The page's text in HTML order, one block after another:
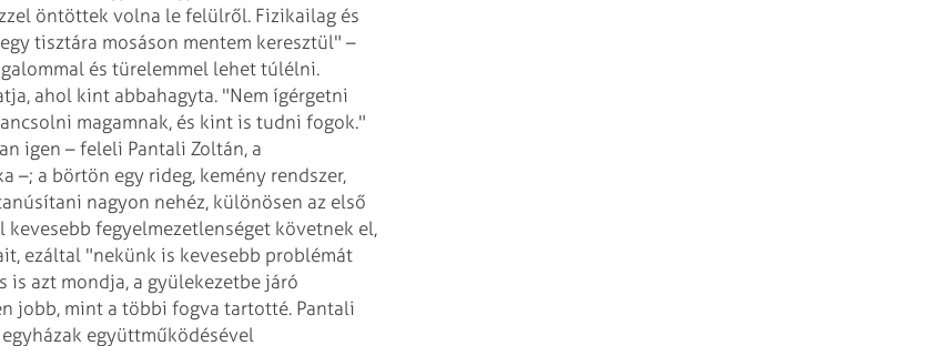
öntöttek volna le felülről. Fizikailag és
tisztára mosáson mentem keresztül" –
és türelemmel lehet túlélni.
ahol kint abbahagyta. "Nem ígérgetni
magamnak, és kint is tudni fogok."
igen – feleli Pantali Zoltán, a
–; a börtön egy rideg, kemény rendszer,
nagyon nehéz, különösen az első
fegyelmezetlenséget követnek el,
ezáltal "nekünk is kevesebb problémát
is azt mondja, a gyülekezetbe járó
jobb, mint a többi fogva tartotté. Pantali
együttműködésével